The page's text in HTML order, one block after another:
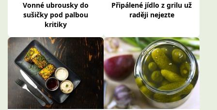
Vonné ubrousky do
sušičky pod palbou
kritiky
Připálené jídlo z grilu už
raději nejezte